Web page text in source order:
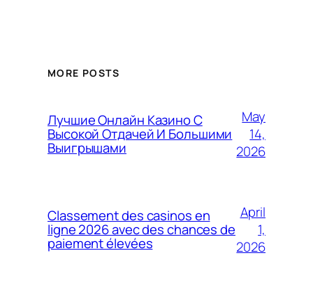
MORE POSTS
Лучшие Онлайн Казино С
Высокой Отдачей И Большими
Выигрышами
May
14,
2026
Classement des casinos en
ligne 2026 avec des chances de
paiement élevées
April
1,
2026